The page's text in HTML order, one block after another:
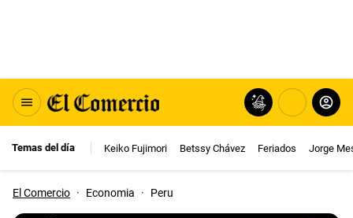
Temas del día Keiko Fujimori Betssy Chávez Feriados Jorge
El Comercio · Economia · Peru